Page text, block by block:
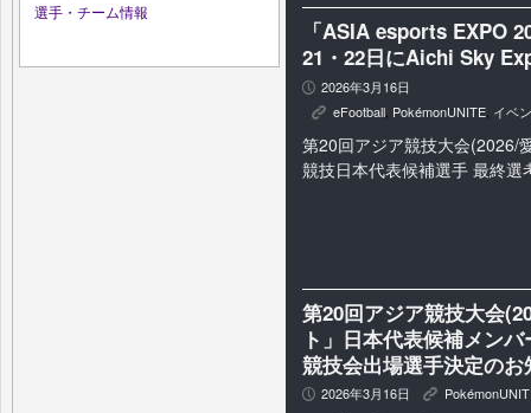
選手・チーム情報
「ASIA esports EXPO
21・22日にAichi Sky
P 2026年3月16日
K eFootball PokémonUNITE イベ
第20回アジア競技大会(2026/
競技日本代表候補選手 最終選
第20回アジア競技大会
ト」日本代表候補メン
競技会出場選手決定のお
P 2026年3月16日 K